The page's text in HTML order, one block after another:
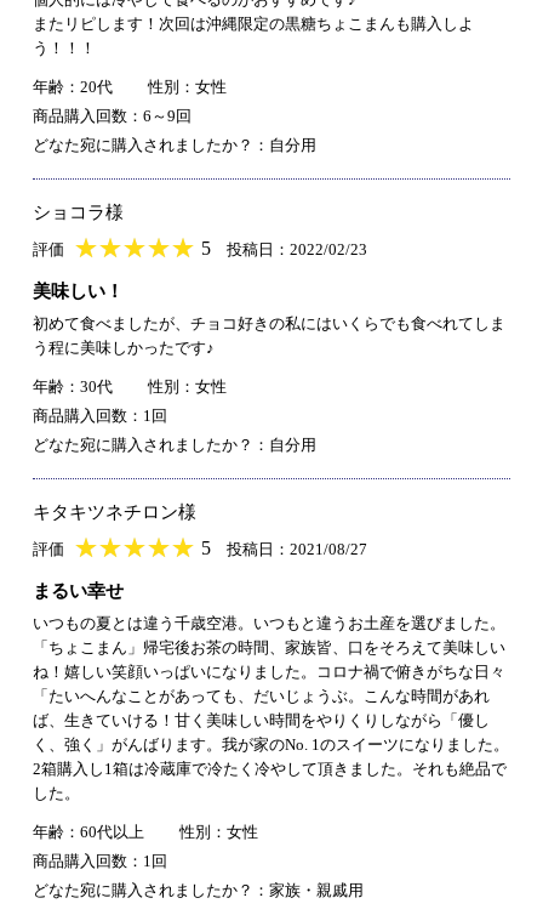
またリピします！次回は沖縄限定の黒糖ちょこまんも購入しよ
う！！！
年齢：20代
性別：女性
商品購入回数：6～9回
どなた宛に購入されましたか？：自分用
ショコラ様
評価 ★★★★★
★★★★★ 5 投稿日：2022/02/23
美味しい！
初めて食べましたが、チョコ好きの私にはいくらでも食べれてしま
う程に美味しかったです♪
年齢：30代
性別：女性
商品購入回数：1回
どなた宛に購入されましたか？：自分用
キタキツネチロン様
評価 ★★★★★
★★★★★ 5 投稿日：2021/08/27
まるい幸せ
いつもの夏とは違う千歳空港。いつもと違うお土産を選びました。
「ちょこまん」帰宅後お茶の時間、家族皆、口をそろえて美味しい
ね！嬉しい笑顔いっぱいになりました。コロナ禍で俯きがちな日々
「たいへんなことがあっても、だいじょうぶ。こんな時間があれ
ば、生きていける！甘く美味しい時間をやりくりしながら「優し
く、強く」がんばります。我が家のNo. 1のスイーツになりました。
2箱購入し1箱は冷蔵庫で冷たく冷やして頂きました。それも絶品で
した。
年齢：60代以上
性別：女性
商品購入回数：1回
どなた宛に購入されましたか？：家族・親戚用